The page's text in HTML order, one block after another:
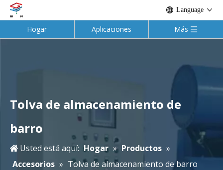
Language
Hogar Aplicaciones Más
Tolva de almacenamiento de
barro
Usted está aquí: Hogar » Productos »
Accesorios » Tolva de almacenamiento de barro